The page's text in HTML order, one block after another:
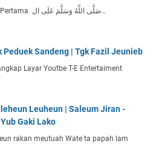
- Shalawat Versi Pertama صَلَّى اللَّهُ وَسَلَّمَ عَلَى ال…
Peduek Sandeng | Tgk Fazil Jeunieb
Layar Youtbe T-E Entertaiment
Leuheun | Saleum Jiran -
Gaki Lako
rakan meutuah Wate ta papah lam